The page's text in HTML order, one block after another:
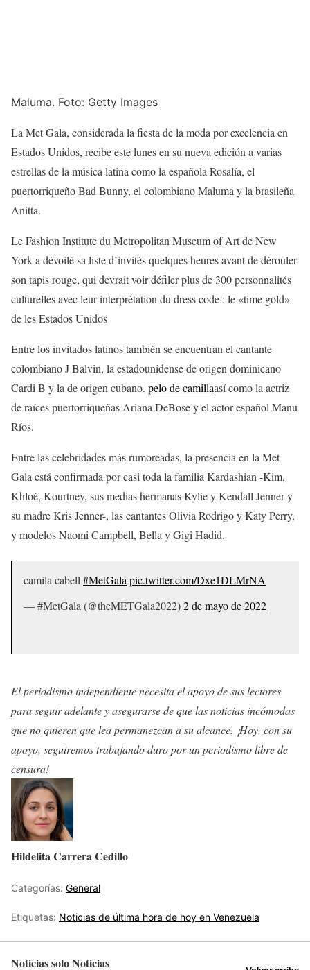
Maluma. Foto: Getty Images
La Met Gala, considerada la fiesta de la moda por excelencia en
Estados Unidos, recibe este lunes en su nueva edición a varias
estrellas de la música latina como la española Rosalía, el
puertorriqueño Bad Bunny, el colombiano Maluma y la brasileña
Anitta.
Le Fashion Institute du Metropolitan Museum of Art de New
York a dévoilé sa liste d’invités quelques heures avant de dérouler
son tapis rouge, qui devrait voir défiler plus de 300 personnalités
culturelles avec leur interprétation du dress code : le «time gold»
de les Estados Unidos
Entre los invitados latinos también se encuentran el cantante
colombiano J Balvin, la estadounidense de origen dominicano
Cardi B y la de origen cubano. pelo de camillaasí como la actriz
de raíces puertorriqueñas Ariana DeBose y el actor español Manu
Ríos.
Entre las celebridades más rumoreadas, la presencia en la Met
Gala está confirmada por casi toda la familia Kardashian -Kim,
Khloé, Kourtney, sus medias hermanas Kylie y Kendall Jenner y
su madre Kris Jenner-, las cantantes Olivia Rodrigo y Katy Perry,
y modelos Naomi Campbell, Bella y Gigi Hadid.
camila cabell #MetGala pic.twitter.com/Dxe1DLMrNA
— #MetGala (@theMETGala2022)2 de mayo de 2022
El periodismo independiente necesita el apoyo de sus lectores
para seguir adelante y asegurarse de que las noticias incómodas
que no quieren que lea permanezcan a su alcance. ¡Hoy, con su
apoyo, seguiremos trabajando duro por un periodismo libre de
censura!
Hildelita Carrera Cedillo
Categorías: General
Etiquetas: Noticias de última hora de hoy en Venezuela
Noticias solo Noticias